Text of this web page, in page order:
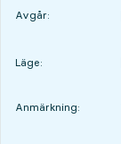
Avgår:
Läge:
LÄGE,
,
Anmärkning: